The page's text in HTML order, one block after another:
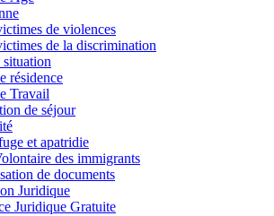
de violences
de la discrimination
situation
résidence
Travail
de séjour
et apatridie
des immigrants
de documents
Juridique
Juridique Gratuite